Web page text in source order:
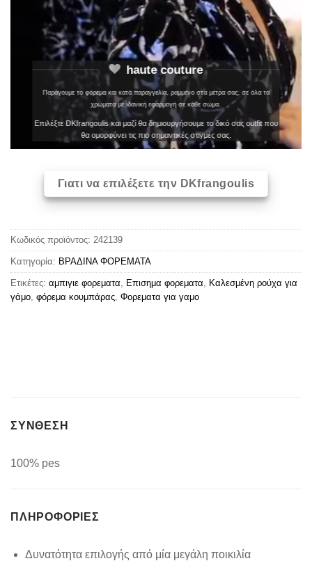
haute couture
Παράγουμε το φόρεμα και κατά παραγγελία, ραμμένο στα μέτρα σας, σε όλα τα
χρώματα με ιδανική εφαρμογή σε κάθε σώμα.
Επιλέξτε DKfrangoulis και μαζί θα δημιουργήσουμε το δικό σας outfit που
θα ομορφύνει τις πιο σημαντικές στιγμές σας.
Γιατι να επιλέξετε την DKfrangoulis
Κωδικός προϊόντος: 242139
Κατηγορία: ΒΡΑΔΙΝΑ ΦΟΡΕΜΑΤΑ
Ετικέτες: αμπιγιε φορεματα Επισημα φορεματα
Καλεσμένη ρούχα για
γάμο φόρεμα κουμπάρας Φορεματα για γαμο
ΣΥΝΘΕΣΗ
100% pes
ΠΛΗΡΟΦΟΡΊΕΣ
Δυνατότητα επιλογής από μία μεγάλη ποικιλία